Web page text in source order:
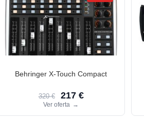
Behringer X-Touch Compact
320 € 217 €
Ver oferta →